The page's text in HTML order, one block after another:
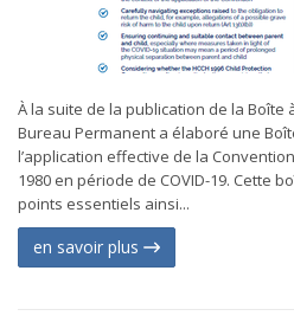
À la suite de la publication de la Boîte
Bureau Permanent a élaboré une
l’application effective de la
1980 en période de COVID-19. Cette
points essentiels ainsi...
en savoir plus